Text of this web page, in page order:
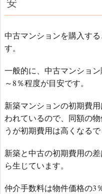
中古マンションを購入す
す。
一般的に、中古マンショ
～8％程度が目安です。
新築マンションの初期費
われているので、同額の
うが初期費用は高くなるで
新築と中古の初期費用の
ら生じています。
仲介手数料は物件価格の3